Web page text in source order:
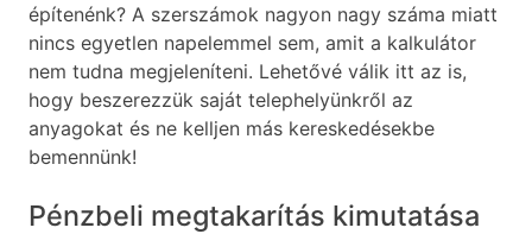
építenénk? A szerszámok nagyon nagy száma miatt
nincs egyetlen napelemmel sem, amit a kalkulátor
nem tudna megjeleníteni. Lehetővé válik itt az is,
hogy beszerezzük saját telephelyünkről az
anyagokat és ne kelljen más kereskedésekbe
bemennünk!
Pénzbeli megtakarítás kimutatása